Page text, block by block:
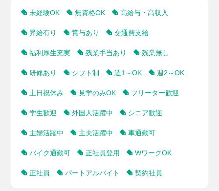
未経験OK 無資格OK 高給与・高収入
昇給有り 賞与あり 交通費支給
福利厚生充実 残業手当あり 残業無し
研修あり シフト制 週1～OK 週2～OK
土日祝休み 見学のみOK フリーター歓迎
学生歓迎 外国人活躍中 シニア歓迎
主婦活躍中 主夫活躍中 車通勤可
バイク通勤可 正社員登用 WワークOK
正社員 パートアルバイト 契約社員